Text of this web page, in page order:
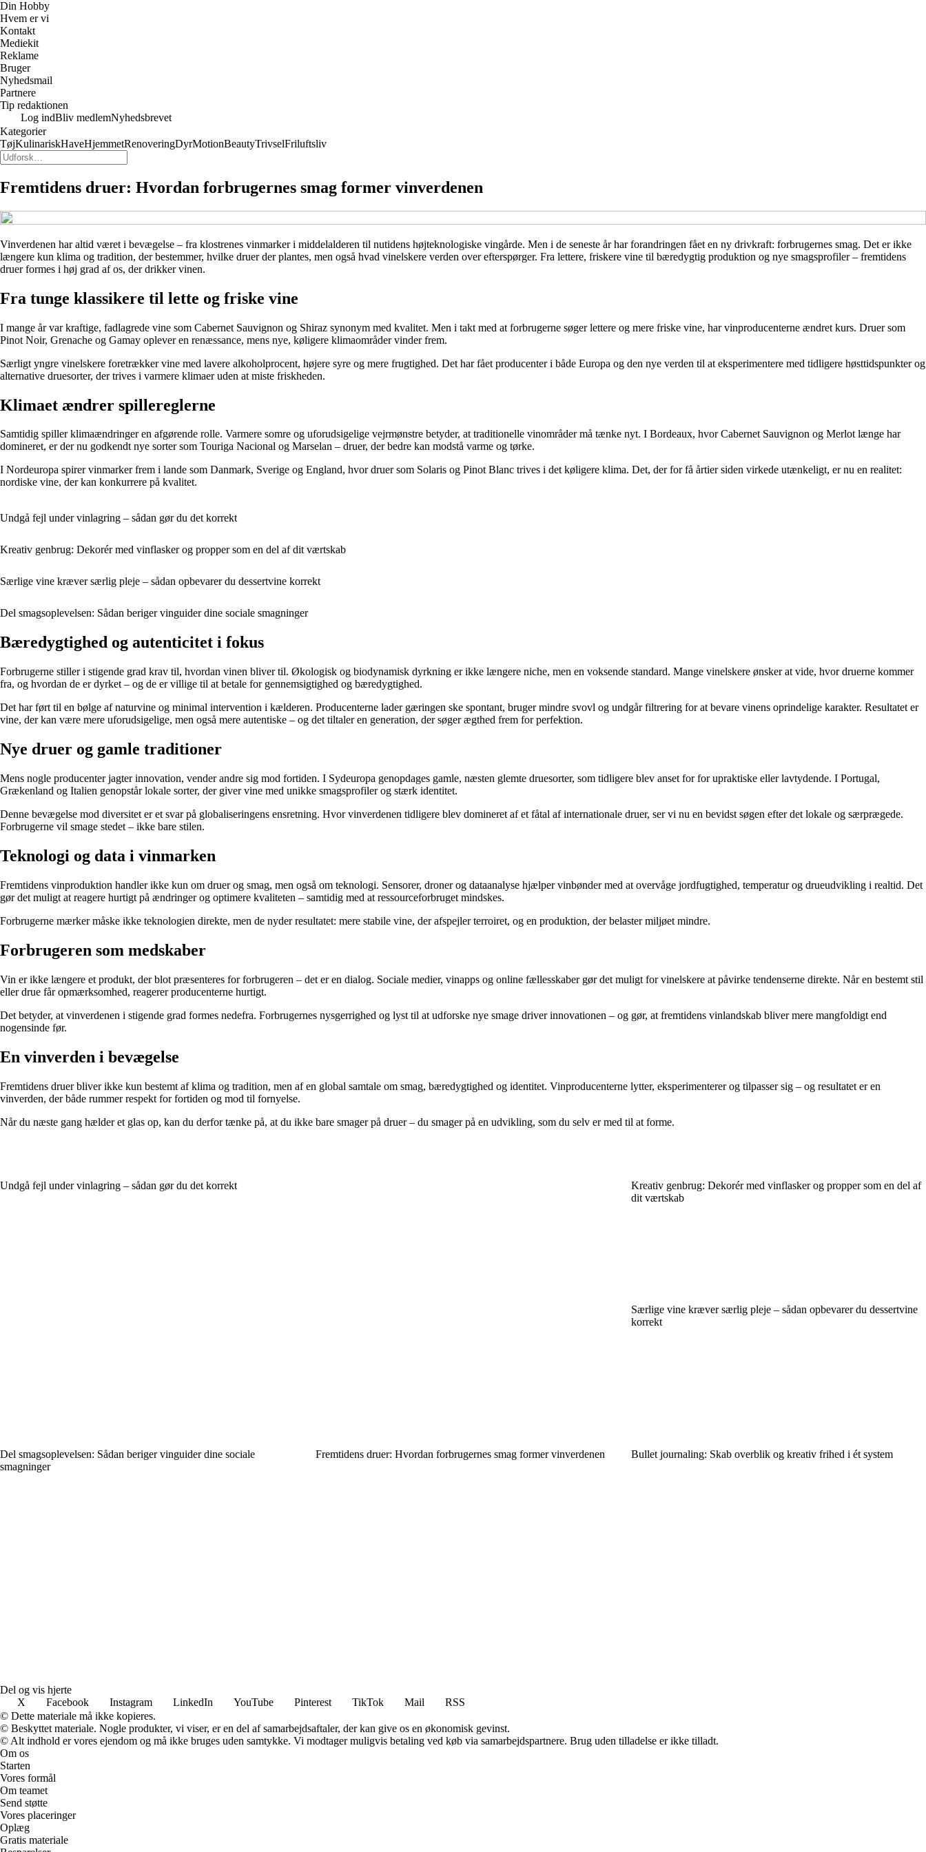
Din Hobby
Hvem er vi
Kontakt
Mediekit
Reklame
Bruger
Nyhedsmail
Partnere
Tip redaktionen
Log indBliv medlemNyhedsbrevet
Kategorier
TøjKulinariskHaveHjemmetRenoveringDyrMotionBeautyTrivselFriluftsliv
Fremtidens druer: Hvordan forbrugernes smag former vinverdenen
Vinverdenen har altid været i bevægelse – fra klostrenes vinmarker i middelalderen til nutidens højteknologiske vingårde. Men i de seneste år har forandringen fået en ny drivkraft: forbrugernes smag. Det er ikke
længere kun klima og tradition, der bestemmer, hvilke druer der plantes, men også hvad vinelskere verden over efterspørger. Fra lettere, friskere vine til bæredygtig produktion og nye smagsprofiler – fremtidens
druer formes i høj grad af os, der drikker vinen.
Fra tunge klassikere til lette og friske vine
I mange år var kraftige, fadlagrede vine som Cabernet Sauvignon og Shiraz synonym med kvalitet. Men i takt med at forbrugerne søger lettere og mere friske vine, har vinproducenterne ændret kurs. Druer som
Pinot Noir, Grenache og Gamay oplever en renæssance, mens nye, køligere klimaområder vinder frem.
Særligt yngre vinelskere foretrækker vine med lavere alkoholprocent, højere syre og mere frugtighed. Det har fået producenter i både Europa og den nye verden til at eksperimentere med tidligere høsttidspunkter og
alternative druesorter, der trives i varmere klimaer uden at miste friskheden.
Klimaet ændrer spillereglerne
Samtidig spiller klimaændringer en afgørende rolle. Varmere somre og uforudsigelige vejrmønstre betyder, at traditionelle vinområder må tænke nyt. I Bordeaux, hvor Cabernet Sauvignon og Merlot længe har
domineret, er der nu godkendt nye sorter som Touriga Nacional og Marselan – druer, der bedre kan modstå varme og tørke.
I Nordeuropa spirer vinmarker frem i lande som Danmark, Sverige og England, hvor druer som Solaris og Pinot Blanc trives i det køligere klima. Det, der for få årtier siden virkede utænkeligt, er nu en realitet:
nordiske vine, der kan konkurrere på kvalitet.
Undgå fejl under vinlagring – sådan gør du det korrekt
Kreativ genbrug: Dekorér med vinflasker og propper som en del af dit værtskab
Særlige vine kræver særlig pleje – sådan opbevarer du dessertvine korrekt
Del smagsoplevelsen: Sådan beriger vinguider dine sociale smagninger
Bæredygtighed og autenticitet i fokus
Forbrugerne stiller i stigende grad krav til, hvordan vinen bliver til. Økologisk og biodynamisk dyrkning er ikke længere niche, men en voksende standard. Mange vinelskere ønsker at vide, hvor druerne kommer
fra, og hvordan de er dyrket – og de er villige til at betale for gennemsigtighed og bæredygtighed.
Det har ført til en bølge af naturvine og minimal intervention i kælderen. Producenterne lader gæringen ske spontant, bruger mindre svovl og undgår filtrering for at bevare vinens oprindelige karakter. Resultatet er
vine, der kan være mere uforudsigelige, men også mere autentiske – og det tiltaler en generation, der søger ægthed frem for perfektion.
Nye druer og gamle traditioner
Mens nogle producenter jagter innovation, vender andre sig mod fortiden. I Sydeuropa genopdages gamle, næsten glemte druesorter, som tidligere blev anset for for upraktiske eller lavtydende. I Portugal,
Grækenland og Italien genopstår lokale sorter, der giver vine med unikke smagsprofiler og stærk identitet.
Denne bevægelse mod diversitet er et svar på globaliseringens ensretning. Hvor vinverdenen tidligere blev domineret af et fåtal af internationale druer, ser vi nu en bevidst søgen efter det lokale og særprægede.
Forbrugerne vil smage stedet – ikke bare stilen.
Teknologi og data i vinmarken
Fremtidens vinproduktion handler ikke kun om druer og smag, men også om teknologi. Sensorer, droner og dataanalyse hjælper vinbønder med at overvåge jordfugtighed, temperatur og drueudvikling i realtid. Det
gør det muligt at reagere hurtigt på ændringer og optimere kvaliteten – samtidig med at ressourceforbruget mindskes.
Forbrugerne mærker måske ikke teknologien direkte, men de nyder resultatet: mere stabile vine, der afspejler terroiret, og en produktion, der belaster miljøet mindre.
Forbrugeren som medskaber
Vin er ikke længere et produkt, der blot præsenteres for forbrugeren – det er en dialog. Sociale medier, vinapps og online fællesskaber gør det muligt for vinelskere at påvirke tendenserne direkte. Når en bestemt stil
eller drue får opmærksomhed, reagerer producenterne hurtigt.
Det betyder, at vinverdenen i stigende grad formes nedefra. Forbrugernes nysgerrighed og lyst til at udforske nye smage driver innovationen – og gør, at fremtidens vinlandskab bliver mere mangfoldigt end
nogensinde før.
En vinverden i bevægelse
Fremtidens druer bliver ikke kun bestemt af klima og tradition, men af en global samtale om smag, bæredygtighed og identitet. Vinproducenterne lytter, eksperimenterer og tilpasser sig – og resultatet er en
vinverden, der både rummer respekt for fortiden og mod til fornyelse.
Når du næste gang hælder et glas op, kan du derfor tænke på, at du ikke bare smager på druer – du smager på en udvikling, som du selv er med til at forme.
Undgå fejl under vinlagring – sådan gør du det korrekt
Kreativ genbrug: Dekorér med vinflasker og propper som en del af
dit værtskab
Særlige vine kræver særlig pleje – sådan opbevarer du dessertvine
korrekt
Del smagsoplevelsen: Sådan beriger vinguider dine sociale
smagninger
Fremtidens druer: Hvordan forbrugernes smag former vinverdenen Bullet journaling: Skab overblik og kreativ frihed i ét system
Del og vis hjerte
X
Facebook Instagram LinkedIn YouTube Pinterest TikTok Mail
RSS
© Dette materiale må ikke kopieres.
© Beskyttet materiale. Nogle produkter, vi viser, er en del af samarbejdsaftaler, der kan give os en økonomisk gevinst.
© Alt indhold er vores ejendom og må ikke bruges uden samtykke. Vi modtager muligvis betaling ved køb via samarbejdspartnere. Brug uden tilladelse er ikke tilladt.
Om os
Starten
Vores formål
Om teamet
Send støtte
Vores placeringer
Oplæg
Gratis materiale